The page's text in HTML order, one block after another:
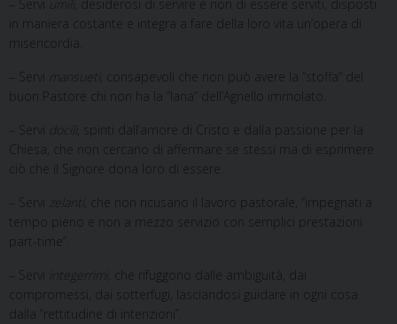
– Servi
desiderosi di servire e non di essere serviti, disposti
in maniera costante e integra a fare della loro vita un’opera di
misericordia.
– Servi
consapevoli che non può avere la “stoffa” del
buon Pastore chi non ha la “lana” dell’Agnello immolato.
– Servi
spinti dall’amore di Cristo e dalla passione per la
Chiesa, che non cercano di affermare se stessi ma di esprimere
ciò che il Signore dona loro di essere.
– Servi
zelanti,
che non ricusano il lavoro pastorale, “impegnati a
tempo pieno e non a mezzo servizio con semplici prestazioni
part-time”.
– Servi
che rifuggono dalle ambiguità, dai
compromessi, dai sotterfugi, lasciandosi guidare in ogni cosa
dalla “rettitudine di intenzioni”.